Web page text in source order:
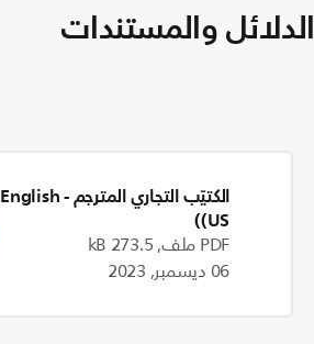
الدلائل والمستندات
الكتيّب التجاري المترجم - English
(US)
PDF ملف, 273.5 kB
06 ديسمبر, 2023